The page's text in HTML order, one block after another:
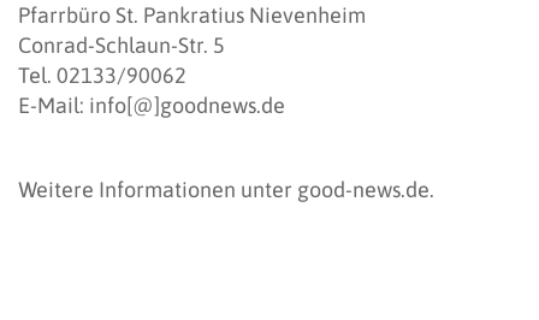
Pfarrbüro St. Pankratius Nievenheim
Conrad-Schlaun-Str. 5
Tel. 02133/90062
E-Mail: info[@]goodnews.de
Weitere Informationen unter good-news.de.